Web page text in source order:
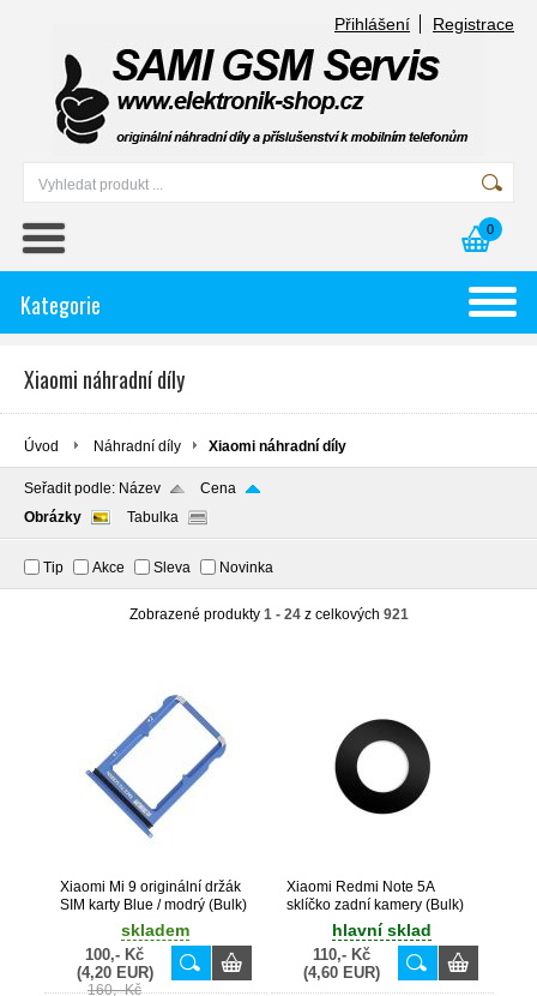
Přihlášení Registrace
0
Kategorie
Xiaomi náhradní díly
Úvod Náhradní díly Xiaomi náhradní díly
Seřadit podle: Název
Cena
Obrázky
Tabulka
Tip Akce Sleva Novinka
Zobrazené produkty 1 - 24z celkových 921
Xiaomi Mi 9 originální držák
SIM karty Blue / modrý (Bulk)
skladem
100,- Kč
(4,20 EUR)
160,- Kč
Xiaomi Redmi Note 5A
sklíčko zadní kamery (Bulk)
hlavní sklad
110,- Kč
(4,60 EUR)